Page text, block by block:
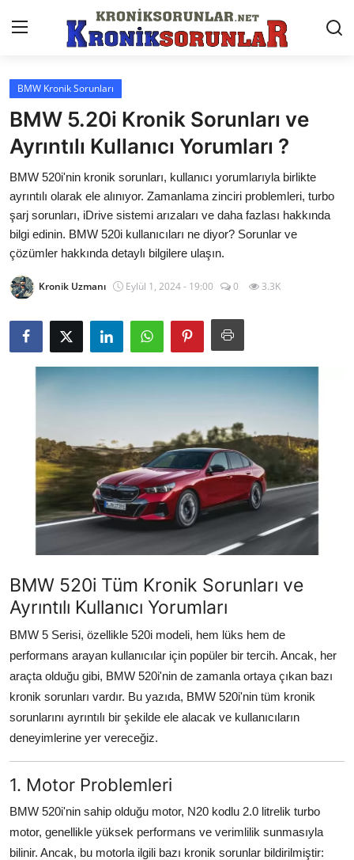
Anasayfa
Markalar
İletişim
Trafik & Cezalar
Sigorta & Kasko
Vergi & ÖTV & MTV
Sorgulamalar
İkinci El & Alım-Satım
Elektrikli & Hibrit
Kiralama & Filo
Sürüş & Güvenlik
Lastik & Jant
Yağlar & Sıvılar
Elektrik & Akü
Klima & Konfor
Aydınlatma & Görüş
Şanzıman & Aktarma
Multimedya & Elektronik
BMW Kronik Sorunları
BMW 5.20i Kronik Sorunları ve
Ayrıntılı Kullanıcı Yorumları ?
BMW 520i'nin kronik sorunları, kullanıcı yorumlarıyla birlikte
ayrıntılı olarak ele alınıyor. Zamanlama zinciri problemleri, turbo
şarj sorunları, iDrive sistemi arızaları ve daha fazlası hakkında
bilgi edinin. BMW 520i kullanıcıları ne diyor? Sorunlar ve
çözümler hakkında detaylı bilgilere ulaşın.
Kronik Uzmanı Eylül 1, 2024 - 19:00 0 3.3K
BMW 520i Tüm Kronik Sorunları ve
Ayrıntılı Kullanıcı Yorumları
BMW 5 Serisi, özellikle 520i modeli, hem lüks hem de
performans arayan kullanıcılar için popüler bir tercih. Ancak, her
araçta olduğu gibi, BMW 520i'nin de zamanla ortaya çıkan bazı
kronik sorunları vardır. Bu yazıda, BMW 520i'nin tüm kronik
sorunlarını ayrıntılı bir şekilde ele alacak ve kullanıcıların
deneyimlerine yer vereceğiz.
1. Motor Problemleri
BMW 520i'nin sahip olduğu motor, N20 kodlu 2.0 litrelik turbo
motor, genellikle yüksek performans ve verimlilik sunmasıyla
bilinir. Ancak, bu motorla ilgili bazı kronik sorunlar bildirilmiştir: